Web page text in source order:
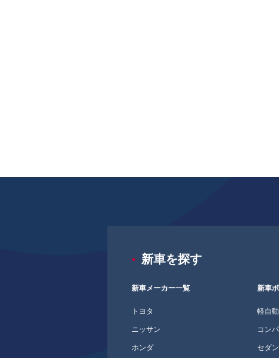
新車を探す
新車メーカー一覧
トヨタ
ニッサン
ホンダ
新車
軽自
コン
セダン